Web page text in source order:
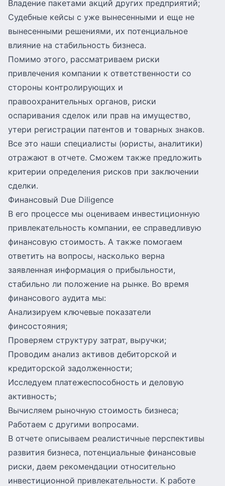
Владение пакетами акций других предприятий;
Судебные кейсы с уже вынесенными и еще не
вынесенными решениями, их потенциальное
влияние на стабильность бизнеса.
Помимо этого, рассматриваем риски
привлечения компании к ответственности со
стороны контролирующих и
правоохранительных органов, риски
оспаривания сделок или прав на имущество,
утери регистрации патентов и товарных знаков.
Все это наши специалисты (юристы, аналитики)
отражают в отчете. Сможем также предложить
критерии определения рисков при заключении
сделки.
Финансовый Due Diligence
В его процессе мы оцениваем инвестиционную
привлекательность компании, ее справедливую
финансовую стоимость. А также помогаем
ответить на вопросы, насколько верна
заявленная информация о прибыльности,
стабильно ли положение на рынке. Во время
финансового аудита мы:
Анализируем ключевые показатели
финсостояния;
Проверяем структуру затрат, выручки;
Проводим анализ активов дебиторской и
кредиторской задолженности;
Исследуем платежеспособность и деловую
активность;
Вычисляем рыночную стоимость бизнеса;
Работаем с другими вопросами.
В отчете описываем реалистичные перспективы
развития бизнеса, потенциальные финансовые
риски, даем рекомендации относительно
инвестиционной привлекательности. К работе